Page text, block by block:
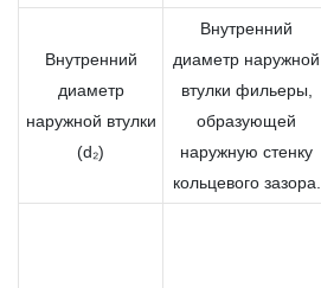
Внутренний
диаметр
наружной втулки
(d₂)
Внутренний
диаметр наружной
втулки фильеры,
образующей
наружную стенку
кольцевого зазора.